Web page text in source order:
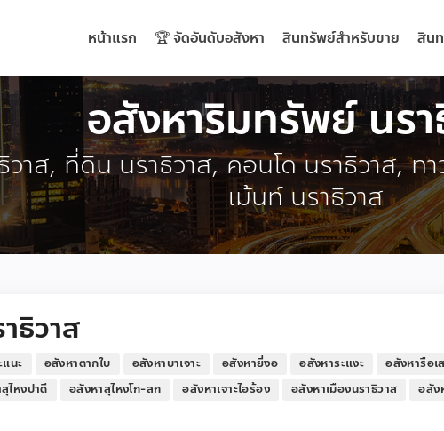
หน้าแรก 🏆 จัดอันดับอสังหา สินทรัพย์สำหรับขาย สิน
อสังหาริมทรัพย์ นรา
วาส, ที่ดิน นราธิวาส, คอนโด นราธิวาส, ท
เม้นท์ นราธิวาส
ธิวาส
นะ อสังหาตากใบ อสังหาบาเจาะ อสังหายี่งอ อสังหาระแงะ
อสังหารือเ
ไหงปาดี อสังหาสุไหงโก-ลก อสังหาเจาะไอร้อง อสังหาเมืองนราธิวาส อสัง